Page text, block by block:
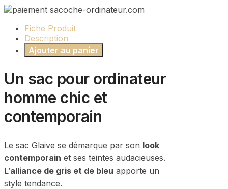
Fiche Produit
Description
Ajouter au panier
Un sac pour ordinateur
homme chic et
contemporain
Le sac Glaive se démarque par son look
contemporain et ses teintes audacieuses.
L’alliance de gris et de bleu apporte un
style tendance.